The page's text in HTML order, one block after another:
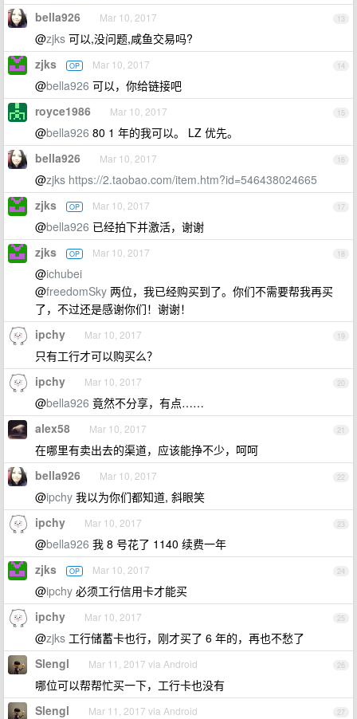
13
bella926 Mar 10, 2017
@zjks 可以,没问题,咸鱼交易吗?
14
zjks OP Mar 10, 2017
@bella926 可以，你给链接吧
15
royce1986 Mar 10, 2017
@bella926 80 1 年的我可以。 LZ 优先。
16
bella926 Mar 10, 2017
@zjks https://2.taobao.com/item.htm?id=546438024665
17
zjks OP Mar 10, 2017
@bella926 已经拍下并激活，谢谢
18
zjks OP Mar 10, 2017
@ichubei
@freedomSky 两位，我已经购买到了。你们不需要帮我再买
了，不过还是感谢你们！谢谢！
19
ipchy Mar 10, 2017
只有工行才可以购买么？
20
ipchy Mar 10, 2017
@bella926 竟然不分享，有点……
21
alex58 Mar 10, 2017
在哪里有卖出去的渠道，应该能挣不少，呵呵
22
bella926 Mar 10, 2017
@ipchy 我以为你们都知道, 斜眼笑
23
ipchy Mar 10, 2017
@bella926 我 8 号花了 1140 续费一年
24
zjks OP Mar 10, 2017
@ipchy 必须工行信用卡才能买
25
ipchy Mar 10, 2017
@zjks 工行储蓄卡也行，刚才买了 6 年的，再也不愁了
26
Slengl Mar 11, 2017 via Android
哪位可以帮帮忙买一下，工行卡也没有
27
Slengl Mar 11, 2017 via Android